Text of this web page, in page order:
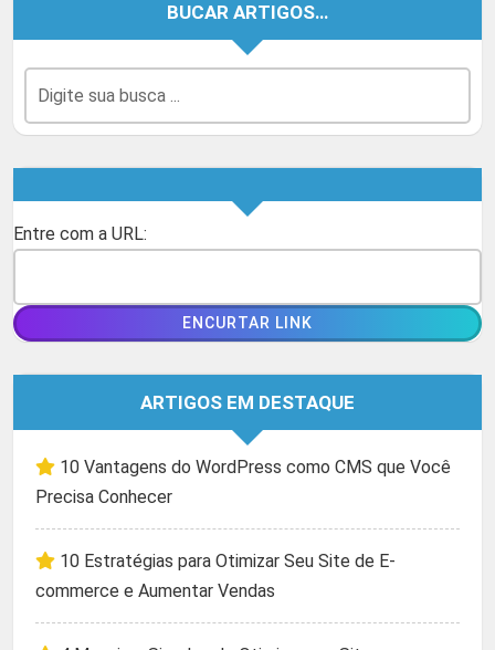
BUCAR ARTIGOS…
Entre com a URL:
ARTIGOS EM DESTAQUE
10 Vantagens do WordPress como CMS que Você
Precisa Conhecer
10 Estratégias para Otimizar Seu Site de E-
commerce e Aumentar Vendas